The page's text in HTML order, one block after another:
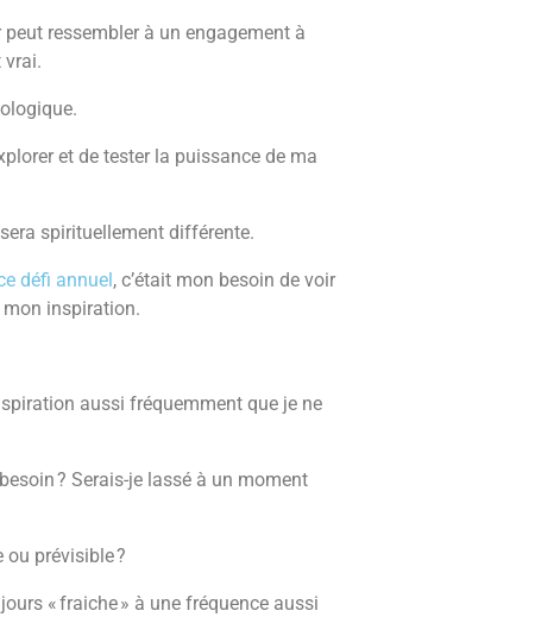
ressembler à un engagement à
vrai.
et de tester la puissance de ma
spirituellement différente.
défi annuel , c’était mon besoin de voir
mon inspiration.
aussi fréquemment que je ne
? Serais-je lassé à un moment
ou prévisible ?
« fraiche » à une fréquence aussi